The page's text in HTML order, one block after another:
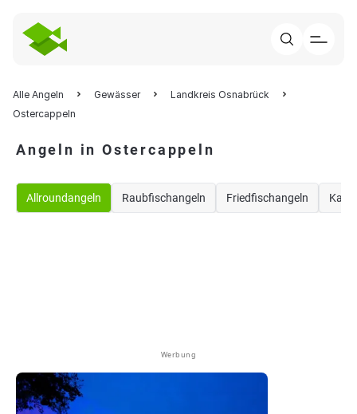
Alle Angeln Gewässer
Landkreis Osnabrück
Ostercappeln
Angeln in Ostercappeln
Allroundangeln Raubfischangeln Friedfischangeln
Werbung